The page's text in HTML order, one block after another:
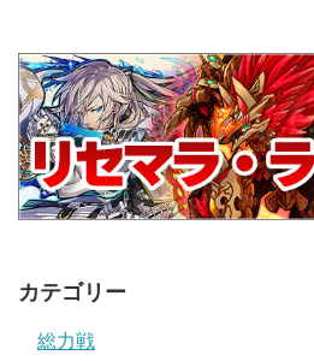
カテゴリー
総力戦